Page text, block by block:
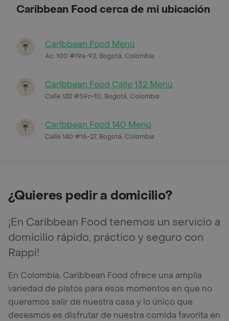
Caribbean Food cerca de mi ubicación
Caribbean Food Menú
Ac. 100 #19a-92, Bogotá, Colombia
Caribbean Food Calle 132 Menú
Calle 132 #59c-10, Bogotá, Colombia
Caribbean Food 140 Menú
Calle 140 #16-27, Bogotá, Colombia
¿Quieres pedir a domicilio?
¡En Caribbean Food tenemos un servicio a
domicilio rápido, práctico y seguro con
Rappi!
En Colombia, Caribbean Food ofrece una amplia
variedad de platos para esos momentos en que no
queremos salir de nuestra casa y lo único que
deseamos es disfrutar de nuestra comida favorita en